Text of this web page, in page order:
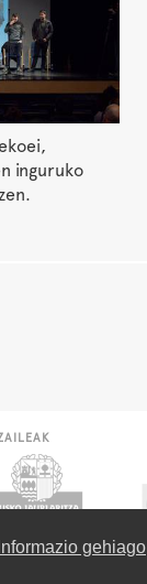
Informazio gehiago
inguruko